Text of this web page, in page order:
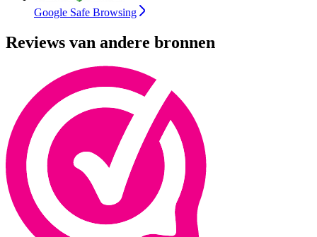
Google Safe Browsing
Reviews van andere bronnen